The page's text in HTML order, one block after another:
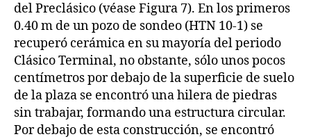
del Preclásico (véase Figura 7). En los primeros
0.40 m de un pozo de sondeo (HTN 10-1) se
recuperó cerámica en su mayoría del periodo
Clásico Terminal, no obstante, sólo unos pocos
centímetros por debajo de la superficie de suelo
de la plaza se encontró una hilera de piedras
sin trabajar, formando una estructura circular.
Por debajo de esta construcción, se encontró